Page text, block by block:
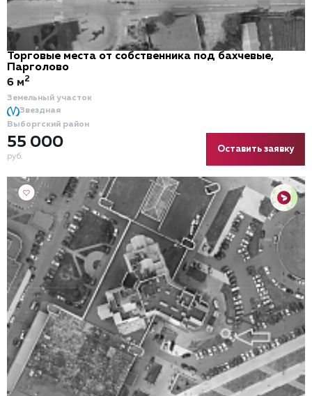
Торговые места от собственника под бахчевые,
Парголово
Земельный участок
Звездная
Выборгский район
55 000
руб.
6 м2
Оставить заявку